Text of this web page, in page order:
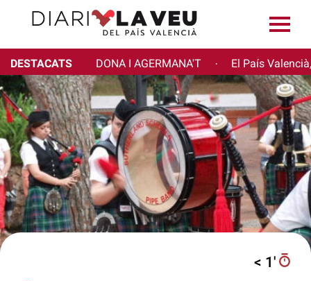
DESTACATS DONA I AGERMANA'T · El País
< 1′